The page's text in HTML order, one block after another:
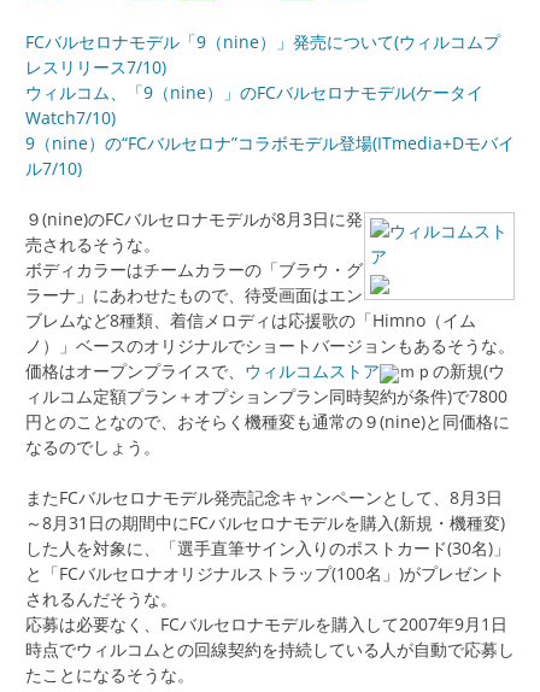
FCバルセロナモデル「9（nine）」発売について(ウィルコムプ
レスリリース7/10)
ウィルコム、「9（nine）」のFCバルセロナモデル(ケータイ
Watch7/10)
9（nine）の“FCバルセロナ”コラボモデル登場(ITmedia+Dモバイ
ル7/10)
９(nine)のFCバルセロナモデルが8月3日に発
売されるそうな。
ボディカラーはチームカラーの「ブラウ・グ
ラーナ」にあわせたもので、待受画面はエン
ブレムなど8種類、着信メロディは応援歌の「Himno（イム
ノ）」ベースのオリジナルでショートバージョンもあるそうな。
価格はオープンプライスで、 ウィルコムストア
ｍｐの新規(ウ
ィルコム定額プラン＋オプションプラン同時契約が条件)で7800
円とのことなので、おそらく機種変も通常の９(nine)と同価格に
なるのでしょう。
またFCバルセロナモデル発売記念キャンペーンとして、8月3日
～8月31日の期間中にFCバルセロナモデルを購入(新規・機種変)
した人を対象に、「選手直筆サイン入りのポストカード(30名)」
と「FCバルセロナオリジナルストラップ(100名」)がプレゼント
されるんだそうな。
応募は必要なく、FCバルセロナモデルを購入して2007年9月1日
時点でウィルコムとの回線契約を持続している人が自動で応募し
たことになるそうな。